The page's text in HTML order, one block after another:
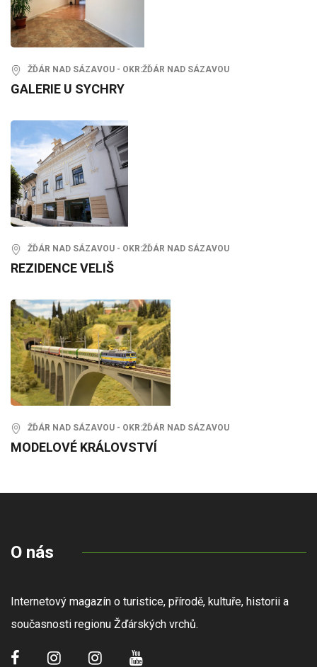
ŽĎÁR NAD SÁZAVOU - OKR:ŽĎÁR NAD SÁZAVOU
GALERIE U SYCHRY
ŽĎÁR NAD SÁZAVOU - OKR:ŽĎÁR NAD SÁZAVOU
REZIDENCE VELIŠ
ŽĎÁR NAD SÁZAVOU - OKR:ŽĎÁR NAD SÁZAVOU
MODELOVÉ KRÁLOVSTVÍ
O nás
Internetový magazín o turistice, přírodě, kultuře, historii a
současnosti regionu Žďárských vrchů.